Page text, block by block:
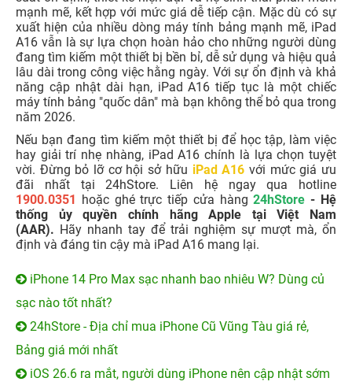
mạnh mẽ, kết hợp với mức giá dễ tiếp cận. Mặc dù có sự
xuất hiện của nhiều dòng máy tính bảng mạnh mẽ, iPad
A16 vẫn là sự lựa chọn hoàn hảo cho những người dùng
đang tìm kiếm một thiết bị bền bỉ, dễ sử dụng và hiệu quả
lâu dài trong công việc hằng ngày. Với sự ổn định và khả
năng cập nhật dài hạn, iPad A16 tiếp tục là một chiếc
máy tính bảng "quốc dân" mà bạn không thể bỏ qua trong
năm 2026.
Nếu bạn đang tìm kiếm một thiết bị để học tập, làm việc
hay giải trí nhẹ nhàng, iPad A16 chính là lựa chọn tuyệt
vời. Đừng bỏ lỡ cơ hội sở hữu iPad A16 với mức giá ưu
đãi nhất tại 24hStore. Liên hệ ngay qua hotline
1900.0351
hoặc ghé trực tiếp cửa hàng24hStore - Hệ
thống ủy quyền chính hãng Apple tại Việt Nam
(AAR). Hãy nhanh tay để trải nghiệm sự mượt mà, ổn
định và đáng tin cậy mà iPad A16 mang lại.
iPhone 14 Pro Max sạc nhanh bao nhiêu W? Dùng củ
sạc nào tốt nhất?
24hStore - Địa chỉ mua iPhone Cũ Vũng Tàu giá rẻ,
Bảng giá mới nhất
iOS 26.6 ra mắt, người dùng iPhone nên cập nhật sớm